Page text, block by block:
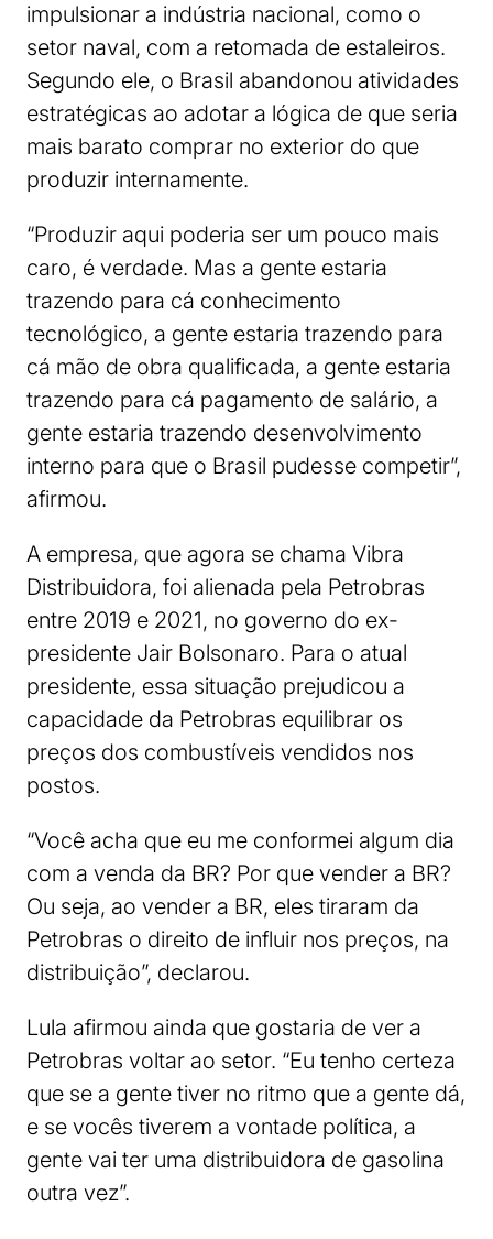
impulsionar a indústria nacional, como o
setor naval, com a retomada de estaleiros.
Segundo ele, o Brasil abandonou atividades
estratégicas ao adotar a lógica de que seria
mais barato comprar no exterior do que
produzir internamente.
“Produzir aqui poderia ser um pouco mais
caro, é verdade. Mas a gente estaria
trazendo para cá conhecimento
tecnológico, a gente estaria trazendo para
cá mão de obra qualificada, a gente estaria
trazendo para cá pagamento de salário, a
gente estaria trazendo desenvolvimento
interno para que o Brasil pudesse competir”,
afirmou.
A empresa, que agora se chama Vibra
Distribuidora, foi alienada pela Petrobras
entre 2019 e 2021, no governo do ex-
presidente Jair Bolsonaro. Para o atual
presidente, essa situação prejudicou a
capacidade da Petrobras equilibrar os
preços dos combustíveis vendidos nos
postos.
“Você acha que eu me conformei algum dia
com a venda da BR? Por que vender a BR?
Ou seja, ao vender a BR, eles tiraram da
Petrobras o direito de influir nos preços, na
distribuição”, declarou.
Lula afirmou ainda que gostaria de ver a
Petrobras voltar ao setor. “Eu tenho certeza
que se a gente tiver no ritmo que a gente dá,
e se vocês tiverem a vontade política, a
gente vai ter uma distribuidora de gasolina
outra vez”.